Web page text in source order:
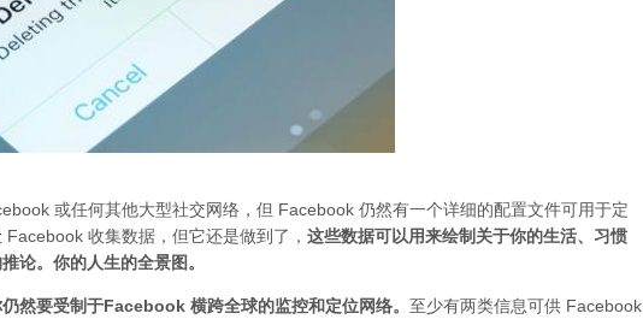
或任何其他大型社交网络，但 Facebook 仍然有一个详细的配置文件可用于定
收集数据，但它还是做到了， 这些数据可以用来绘制关于你的生活、习惯
论。你的人生的全景图。
然要受制于Facebook 横跨全球的监控和定位网络。 至少有两类信息可供 Facebook